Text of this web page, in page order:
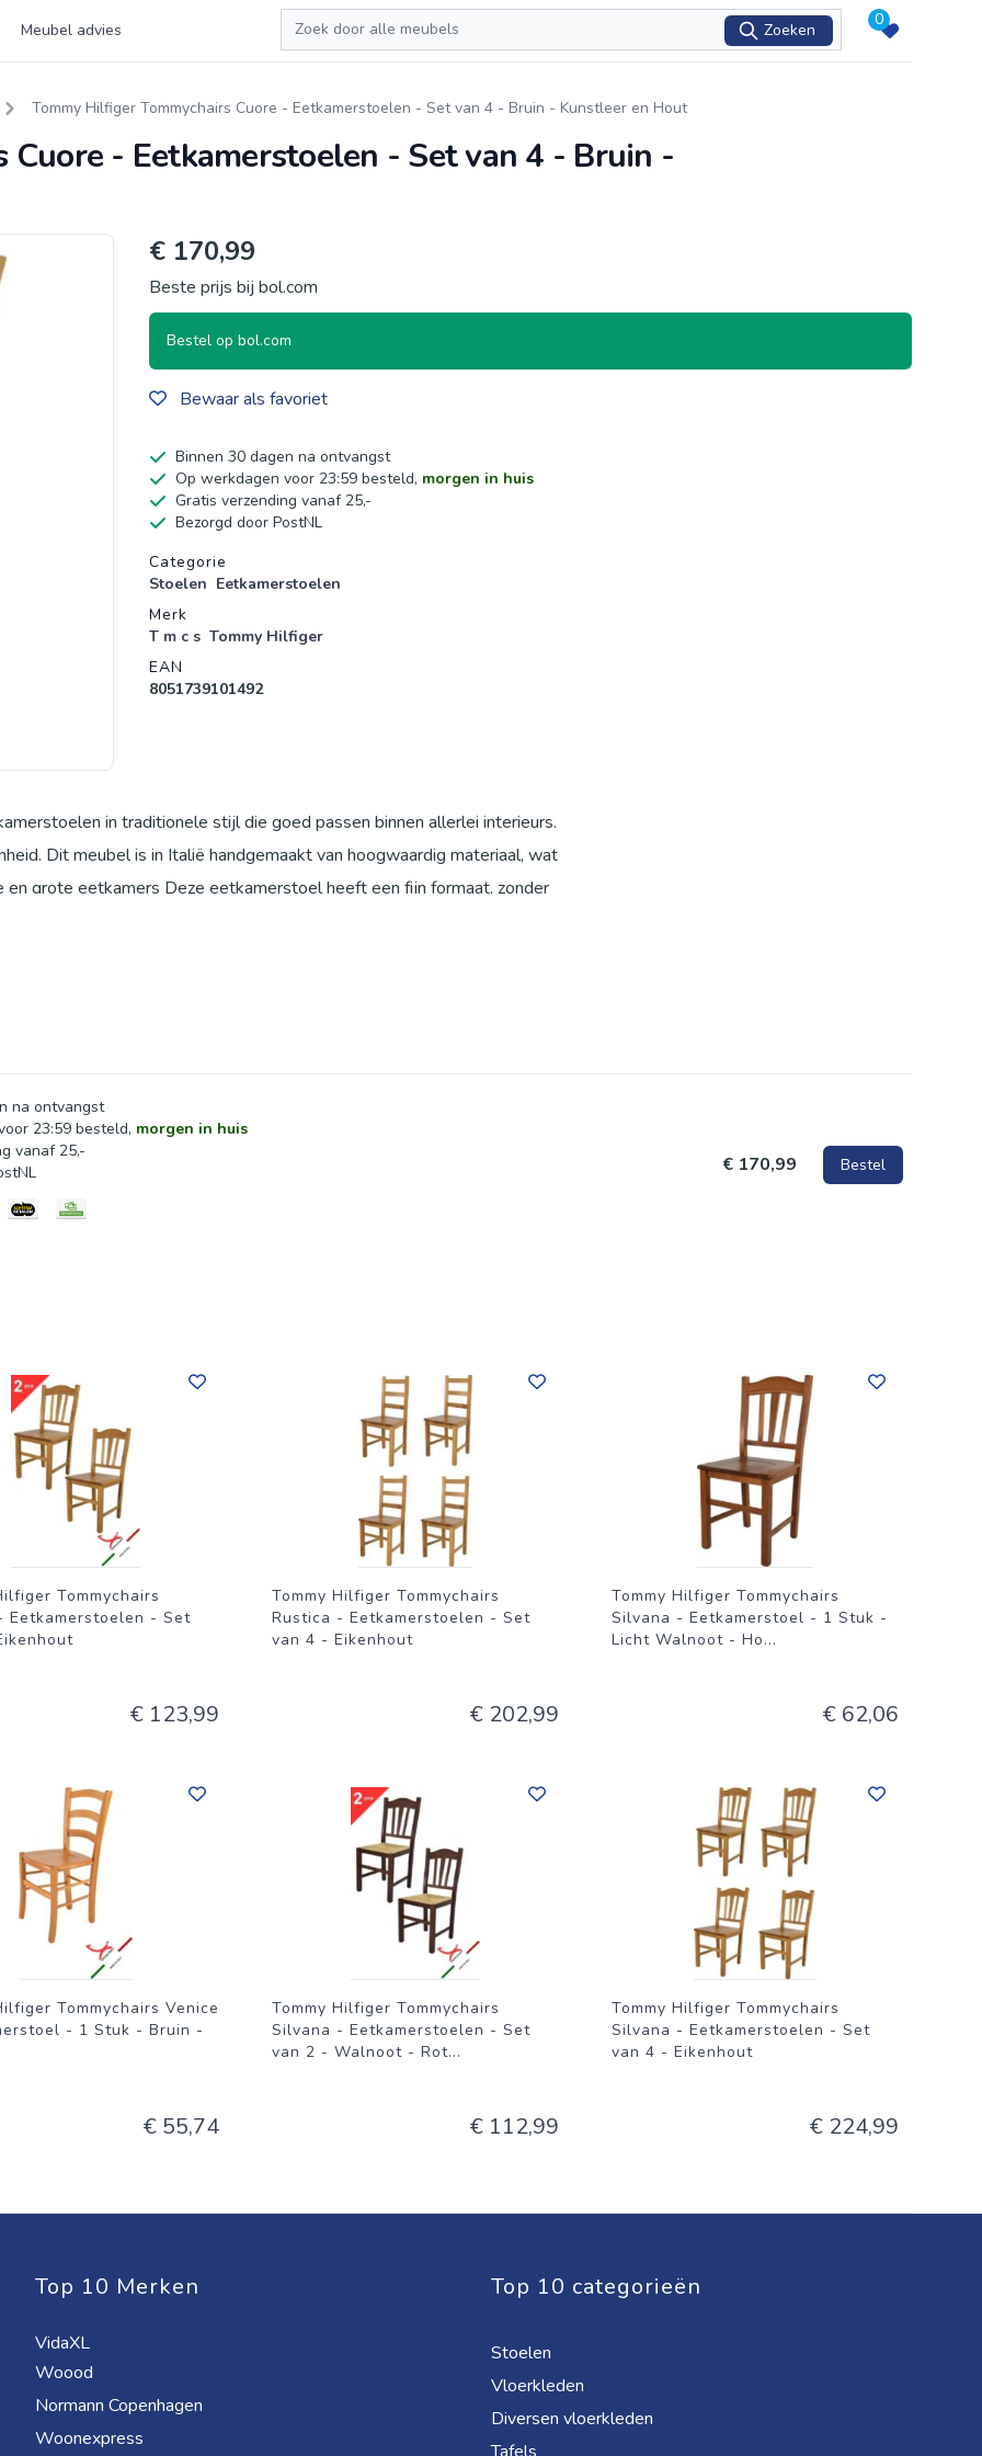
Meubel advies
Zoeken
Zoeken
0
Tommy Hilfiger Tommychairs Cuore - Eetkamerstoelen - Set van 4 - Bruin - Kunstleer en Hout
- Eetkamerstoelen - Set van 4 - Bruin -
€ 170,99
Beste prijs bij bol.com
Bestel op bol.com
Bewaar als favoriet
Binnen 30 dagen na ontvangst
Op werkdagen voor 23:59 besteld, morgen in huis
Gratis verzending vanaf 25,-
Bezorgd door PostNL
Productgegevens
Categorie
Stoelen Eetkamerstoelen
Merk
T m c s Tommy Hilfiger
EAN
8051739101492
in traditionele stijl die goed passen binnen allerlei interieurs.
Dit meubel is in Italië handgemaakt van hoogwaardig materiaal, wat
grote eetkamers Deze eetkamerstoel heeft een fijn formaat, zonder
x 96 cm hoog. Het gaat om een handgemaakt product, de
producten. We hebben oog voor het milieu bij het selecteren van
de feedback, want we willen dat de klant krijgt wat hij verwacht.
na ontvangst
23:59 besteld, morgen in huis
vanaf 25,-
€ 170,99 Bestel
Tommychairs
Eetkamerstoelen - Set
€ 123,99
Tommy Hilfiger Tommychairs
Rustica - Eetkamerstoelen - Set
van 4 - Eikenhout
€ 202,99
Tommy Hilfiger Tommychairs
Silvana - Eetkamerstoel - 1 Stuk -
Licht Walnoot - Ho...
€ 62,06
Tommychairs Venice
- 1 Stuk - Bruin -
€ 55,74
Tommy Hilfiger Tommychairs
Silvana - Eetkamerstoelen - Set
van 2 - Walnoot - Rot...
€ 112,99
Tommy Hilfiger Tommychairs
Silvana - Eetkamerstoelen - Set
van 4 - Eikenhout
€ 224,99
Top 10 Merken
VidaXL
Woood
Normann Copenhagen
Woonexpress
Top 10 categorieën
Stoelen
Vloerkleden
Diversen vloerkleden